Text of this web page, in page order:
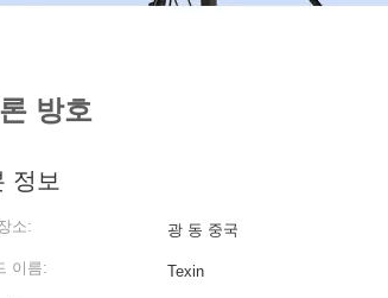
방호
정보
소: 광 동 중국
이름: Texin